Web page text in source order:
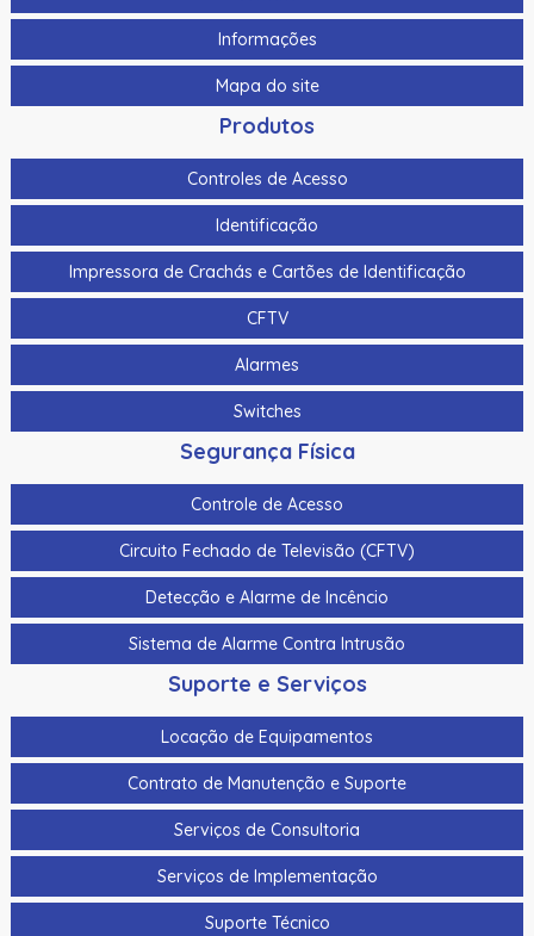
Informações
Mapa do site
Produtos
Controles de Acesso
Identificação
Impressora de Crachás e Cartões de Identificação
CFTV
Alarmes
Switches
Segurança Física
Controle de Acesso
Circuito Fechado de Televisão (CFTV)
Detecção e Alarme de Incêncio
Sistema de Alarme Contra Intrusão
Suporte e Serviços
Locação de Equipamentos
Contrato de Manutenção e Suporte
Serviços de Consultoria
Serviços de Implementação
Suporte Técnico